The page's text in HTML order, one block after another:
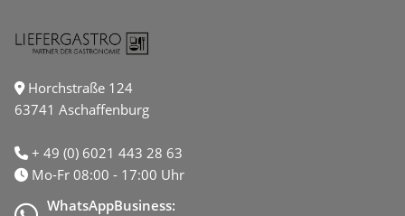
Horchstraße 124
63741 Aschaffenburg
+ 49 (0) 6021 443 28 63
Mo-Fr 08:00 - 17:00 Uhr
WhatsAppBusiness: